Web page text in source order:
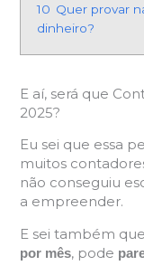
10 Quer provar
dinheiro?
E aí, será que
2025?
Eu sei que essa
muitos
não conseguiu
a empreender.
E sei também
por mês, pode